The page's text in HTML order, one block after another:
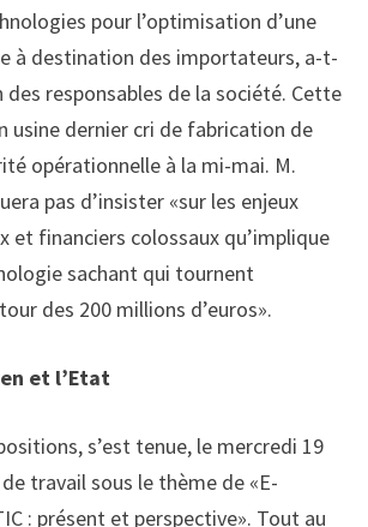
pour l’optimisation d’une
à destination des importateurs, a-t-
des responsables de la société. Cette
usine dernier cri de fabrication de
opérationnelle à la mi-mai. M.
pas d’insister «sur les enjeux
et financiers colossaux qu’implique
sachant qui tournent
des 200 millions d’euros».
et l’Etat
s’est tenue, le mercredi 19
travail sous le thème de «E-
: présent et perspective». Tout au